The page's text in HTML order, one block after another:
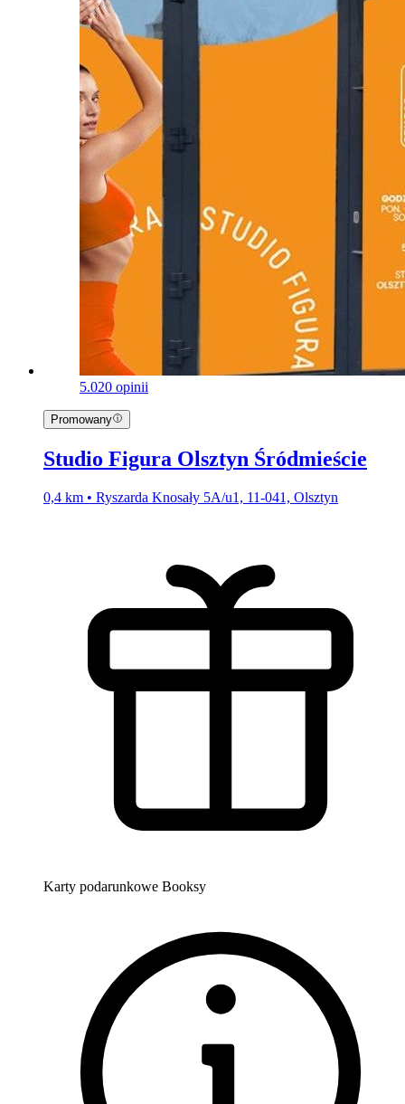
5.020 opinii
Promowany
Studio Figura Olsztyn Śródmieście
0,4 km • Ryszarda Knosały 5A/u1, 11-041, Olsztyn
Karty podarunkowe Booksy